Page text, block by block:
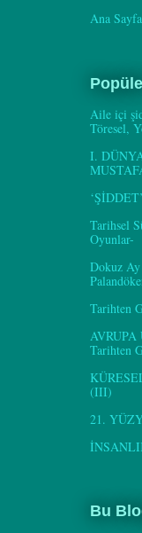
Ana Sayfa
Aile içi
Töresel,
I.
Tarihsel
Oyunlar-
Dokuz
Tarihten
Tarihten
(III)
21.
Bu